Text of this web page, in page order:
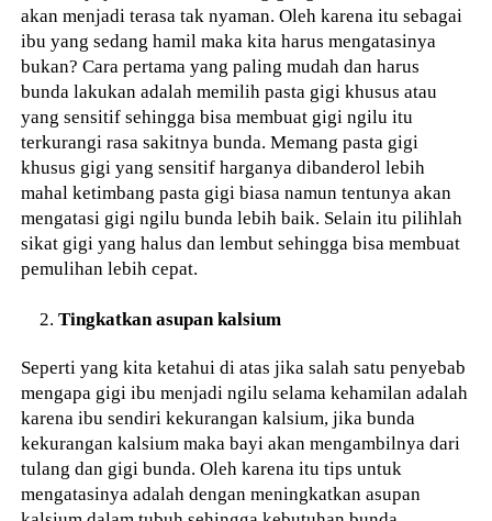
akan menjadi terasa tak nyaman. Oleh karena itu sebagai
ibu yang sedang hamil maka kita harus mengatasinya
bukan? Cara pertama yang paling mudah dan harus
bunda lakukan adalah memilih pasta gigi khusus atau
yang sensitif sehingga bisa membuat gigi ngilu itu
terkurangi rasa sakitnya bunda. Memang pasta gigi
khusus gigi yang sensitif harganya dibanderol lebih
mahal ketimbang pasta gigi biasa namun tentunya akan
mengatasi gigi ngilu bunda lebih baik. Selain itu pilihlah
sikat gigi yang halus dan lembut sehingga bisa membuat
pemulihan lebih cepat.
Tingkatkan asupan kalsium
Seperti yang kita ketahui di atas jika salah satu penyebab
mengapa gigi ibu menjadi ngilu selama kehamilan adalah
karena ibu sendiri kekurangan kalsium, jika bunda
kekurangan kalsium maka bayi akan mengambilnya dari
tulang dan gigi bunda. Oleh karena itu tips untuk
mengatasinya adalah dengan meningkatkan asupan